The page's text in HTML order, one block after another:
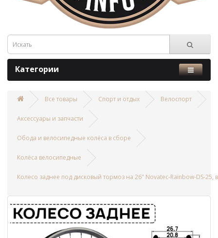
Категории
Все товары Спорт и отдых Велоспорт
Аксессуары и запчасти
Обода и велосипедные колёса в сборе
Колёса велосипедные
Колесо заднее под дисковый тормоз на 26" Novatec-Rainbow-DS-